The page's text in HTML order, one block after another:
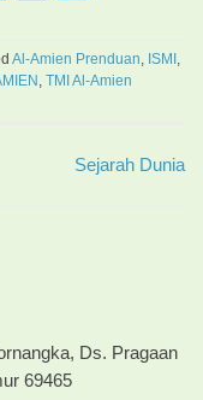
Al-Amien Prenduan ISMI
TMI Al-Amien
Sejarah Dunia
Ds. Pragaan
69465